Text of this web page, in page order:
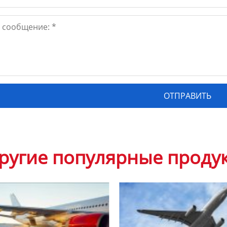
популярные